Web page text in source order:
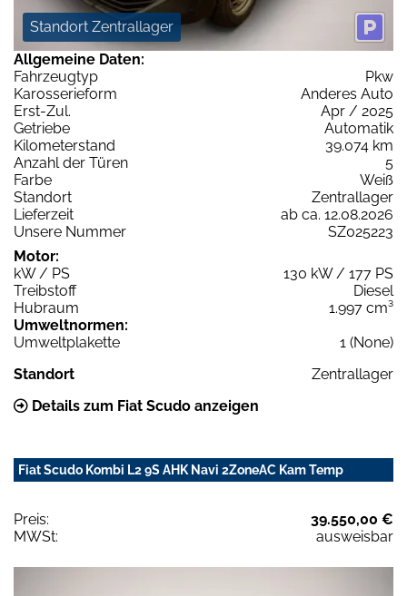
Standort Zentrallager
Allgemeine Daten:
Fahrzeugtyp
Pkw
Karosserieform
Anderes Auto
Erst-Zul.
Apr / 2025
Getriebe
Automatik
Kilometerstand
39.074 km
Anzahl der Türen
5
Farbe
Weiß
Standort
Zentrallager
Lieferzeit
ab ca. 12.08.2026
Unsere Nummer
SZ025223
Motor:
kW / PS
130 kW / 177 PS
Treibstoff
Diesel
Hubraum
1.997 cm³
Umweltnormen:
Umweltplakette
1 (None)
Standort
Zentrallager
Details zum Fiat Scudo anzeigen
Fiat Scudo Kombi L2 9S AHK Navi 2ZoneAC Kam Temp
Preis:
39.550,00 €
MWSt:
ausweisbar